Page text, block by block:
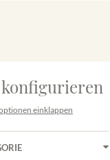
einklappen